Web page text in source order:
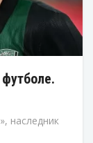
наследник